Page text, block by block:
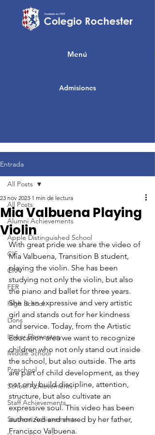
Admisiones
Menú
Entrada
All Posts
Alumni Achievements
Apple Distinguished School
CIF
CRA
FER
High School
Lions
Lower Elementary
Middle School
Preschool
School Achievements
Staff Achievements
Student Achievements
All Posts
Mia Valbuena Playing
Violin
23 nov 2023 1 min de lectura
With great pride we share the video of
Mia Valbuena, Transition B student,
playing the violin. She has been
studying not only the violin, but also
the piano and ballet for three years.
She is an expressive and very artistic
girl and stands out for her kindness
and service. Today, from the Artistic
Education area we want to recognize
children who not only stand out inside
the school, but also outside. The arts
are part of child development, as they
not only build discipline, attention,
structure, but also cultivate an
expressive soul. This video has been
authorized and shared by her father,
Francisco Valbuena.